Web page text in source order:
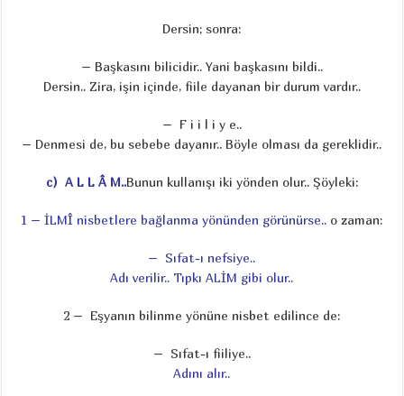
Dersin; sonra:
– Başkasını bilicidir.. Yani başkasını bildi..
Dersin.. Zira, işin içinde, fiile dayanan bir durum vardır..
– F i i l i y e..
– Denmesi de, bu sebebe dayanır.. Böyle olması da gereklidir..
c) A L L Â M..Bunun kullanışı iki yönden olur.. Şöyleki:
1 – İLMÎ nisbetlere bağlanma yönünden görünürse.. o zaman:
– Sıfat-ı nefsiye..
Adı verilir.. Tıpkı ALİM gibi olur..
2 – Eşyanın bilinme yönüne nisbet edilince de:
– Sıfat-ı fiiliye..
Adını alır..